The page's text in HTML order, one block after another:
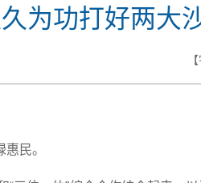
为功打好两大
民。